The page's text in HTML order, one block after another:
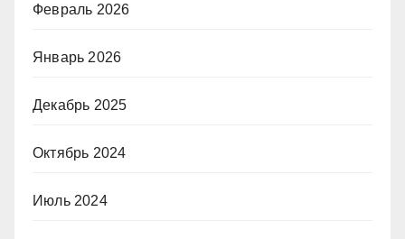
Февраль 2026
Январь 2026
Декабрь 2025
Октябрь 2024
Июль 2024